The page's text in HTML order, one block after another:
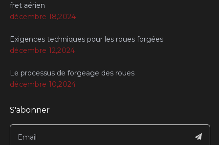
fret aérien
décembre 18,2024
Exigences techniques pour les roues forgées
décembre 12,2024
Le processus de forgeage des roues
décembre 10,2024
S'abonner